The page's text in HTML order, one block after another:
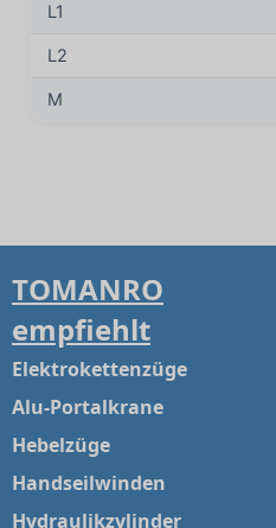
L1
L2
M
TOMANRO
empfiehlt
Elektrokettenzüge
Alu-Portalkrane
Hebelzüge
Handseilwinden
Hydraulikzylinder